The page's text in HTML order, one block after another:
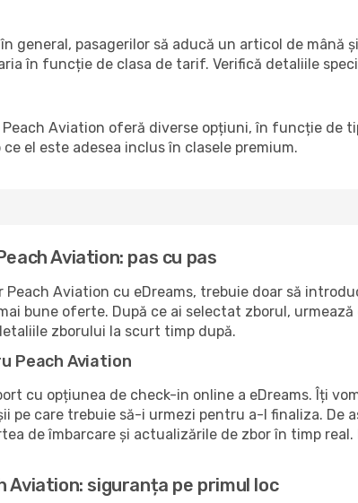
general, pasagerilor să aducă un articol de mână
în funcție de clasa de tarif. Verifică detaliile
Aviation oferă diverse opțiuni, în funcție de
el este adesea inclus în clasele premium.
Aviation: pas cu pas
Peach Aviation cu eDreams, trebuie doar să
bune oferte. După ce ai selectat zborul,
zborului la scurt timp după.
Peach Aviation
cu opțiunea de check-in online a eDreams. Îți
pe care trebuie să-i urmezi pentru a-l finaliza. De
de îmbarcare și actualizările de zbor în timp
Aviation: siguranța pe primul loc